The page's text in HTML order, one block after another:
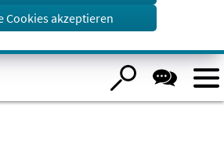
Cookies akzeptieren